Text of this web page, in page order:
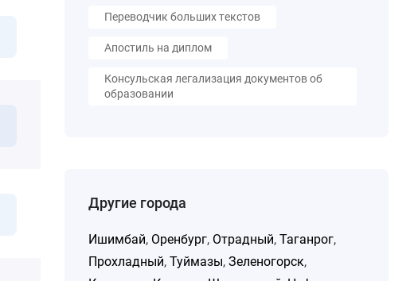
Переводчик больших текстов
Апостиль на диплом
Консульская легализация документов об
образовании
Другие города
Ишимбай, Оренбург, Отрадный,Таганрог,
Прохладный,Туймазы,Зеленогорск,